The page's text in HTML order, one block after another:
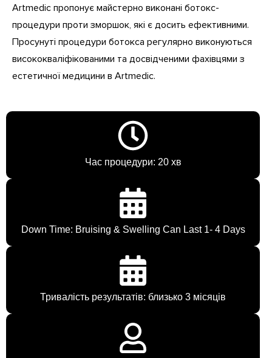
Artmedic пропонує майстерно виконані ботокс-
процедури проти зморшок, які є досить ефективними.
Просунуті процедури ботокса регулярно виконуються
висококваліфікованими та досвідченими фахівцями з
естетичної медицини в Artmedic.
Час процедури: 20 хв
Down Time: Bruising & Swelling Can Last 1- 4 Days
Тривалість результатів: близько 3 місяців